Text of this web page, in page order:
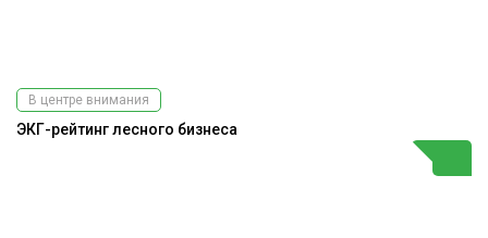
В центре внимания
ЭКГ-рейтинг лесного бизнеса